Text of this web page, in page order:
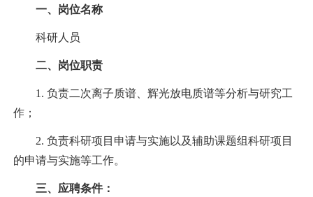
一、岗位名称
科研人员
二、岗位职责
1. 负责二次离子质谱、辉光放电质谱等分析与研究工
作；
2. 负责科研项目申请与实施以及辅助课题组科研项目
的申请与实施等工作。
三、应聘条件：